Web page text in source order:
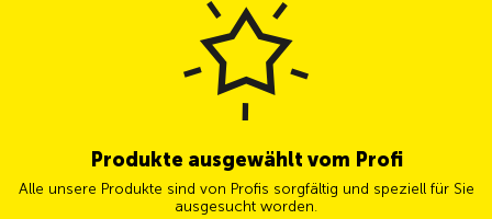
Produkte ausgewählt vom Profi
Alle unsere Produkte sind von Profis sorgfältig und speziell für Sie
ausgesucht worden.